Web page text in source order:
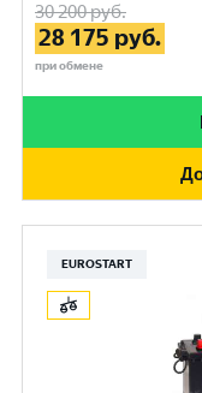
30 200руб.
28 175 руб.
при обмене
EUROSTART